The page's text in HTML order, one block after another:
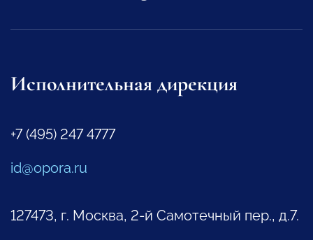
Исполнительная дирекция
+7 (495) 247 4777
id@opora.ru
127473, г. Москва, 2-й Самотечный пер., д.7.